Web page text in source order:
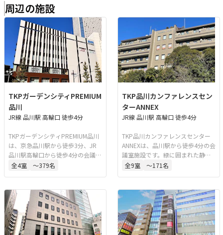
周辺の施設
TKPガーデンシティPREMIUM
品川
JR線 品川駅 高輪口 徒歩4分
TKPガーデンシティPREMIUM品川
は、京急品川駅から徒歩3分、JR
品川駅高輪口から徒歩4分の会議室
施設です。安定した専用回線を完
ー、講演会、懇親会、式典など多
様なイベントに利用できます。
全4室 〜379名
TKP品川カンファレンスセン
ターANNEX
JR線 品川駅 高輪口 徒歩4分
TKP品川カンファレンスセンター
ANNEXは、品川駅から徒歩4分の会
議室施設です。緑に囲まれた静か
な環境にあり、講演会、セミナ
議室となっており、会議後の分科
会や懇親会にも活用しやすい構成
です。
全9室 〜171名